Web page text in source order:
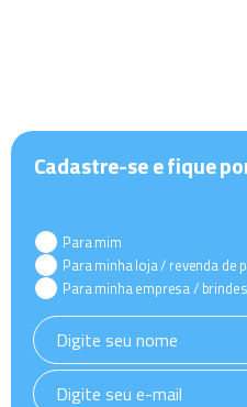
Cadastre-se e fique
Para mim
Para minha loja / revenda de
Para minha empresa / brindes